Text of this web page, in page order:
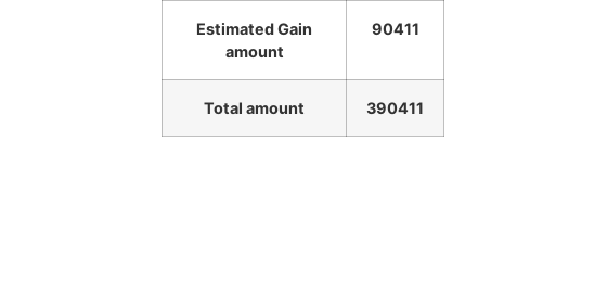
Estimated Gain
amount
90411
Total amount 390411